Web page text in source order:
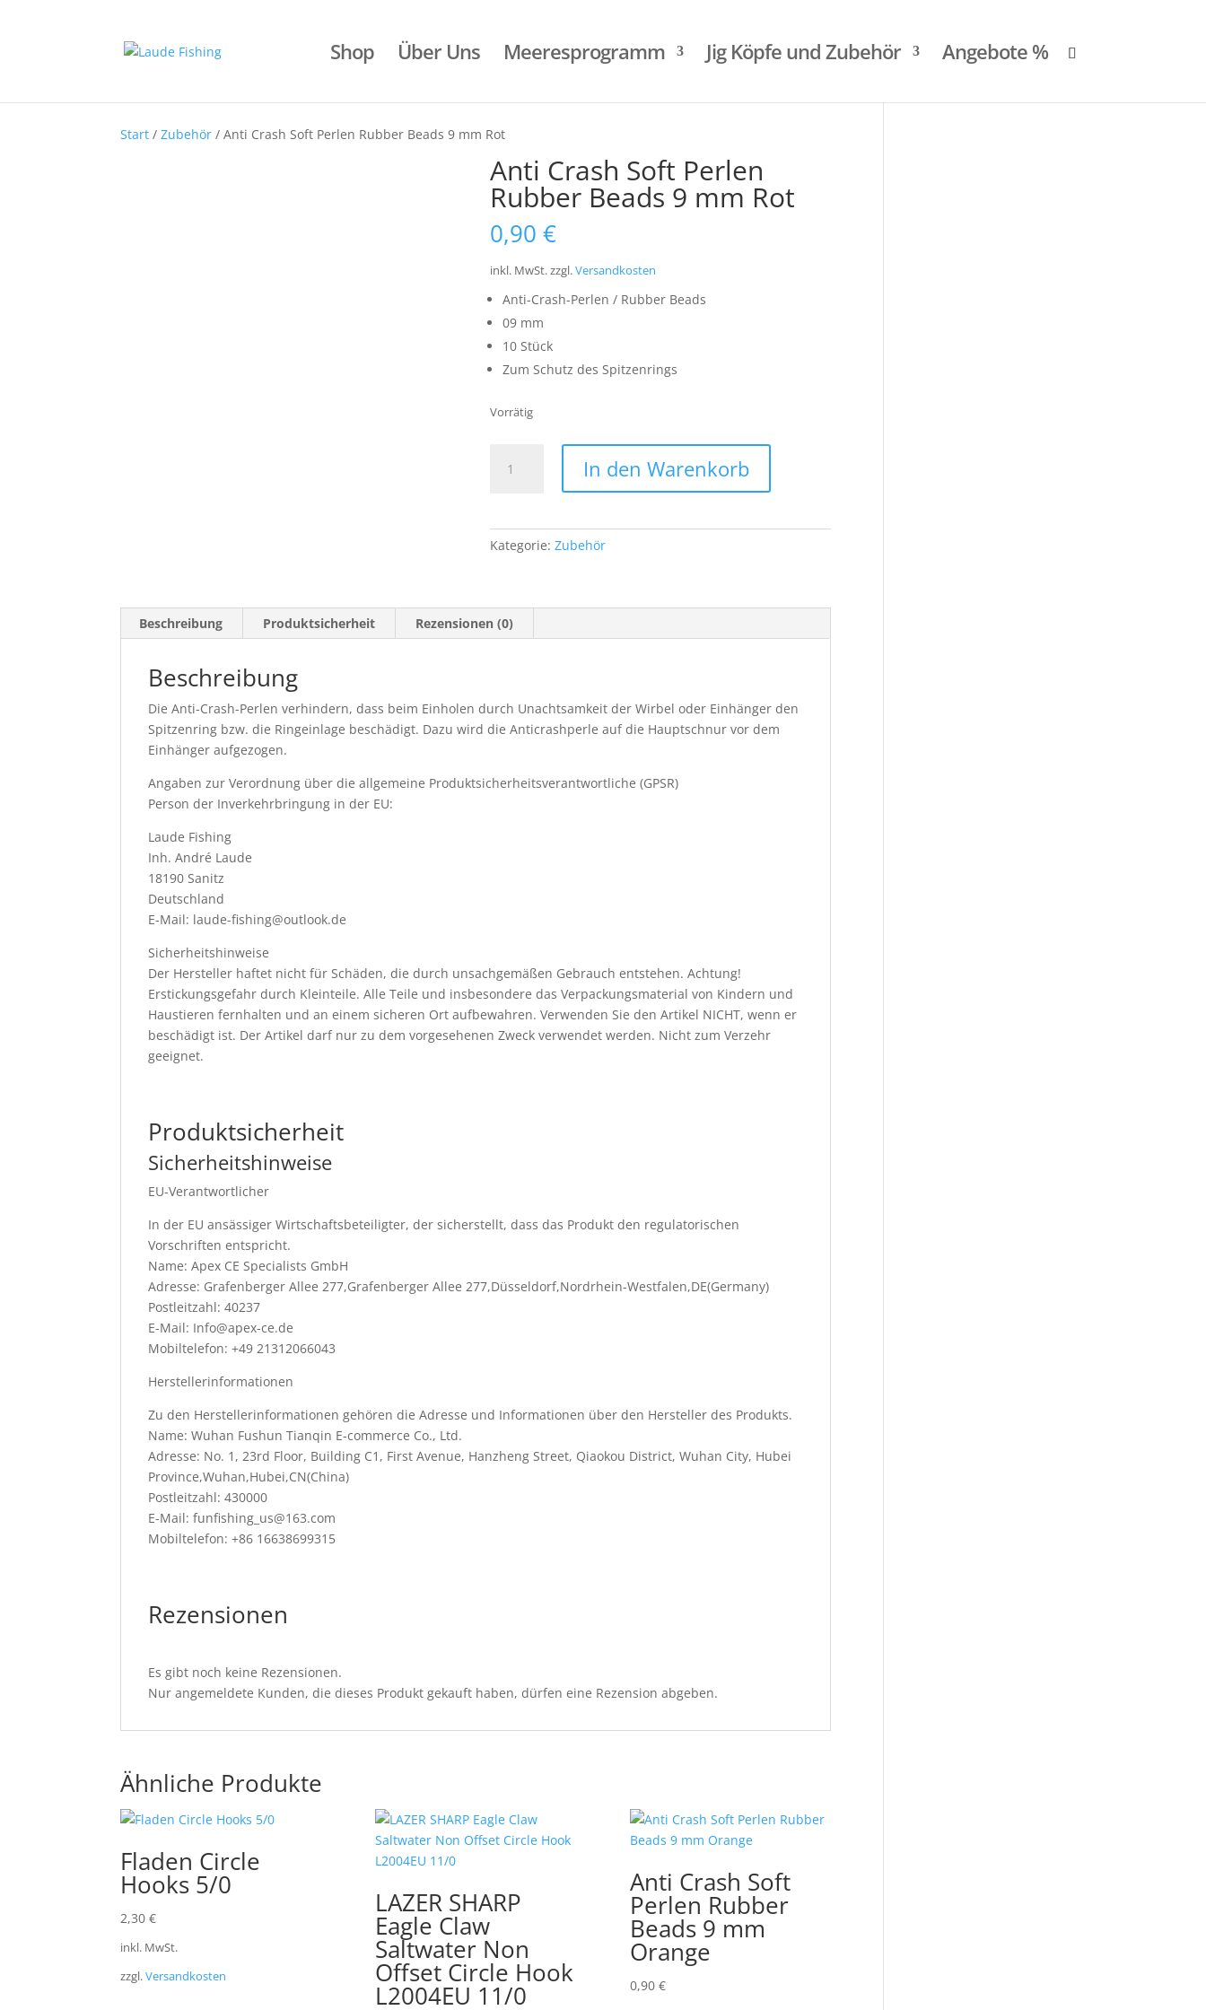
Shop Über Uns Meeresprogramm Jig Köpfe und Zubehör Angebote %
Start /Zubehör / Anti Crash Soft Perlen Rubber Beads 9 mm Rot
Anti Crash Soft Perlen
Rubber Beads 9 mm Rot
0,90€
inkl. MwSt.zzgl.Versandkosten
Anti-Crash-Perlen / Rubber Beads
09 mm
10 Stück
Zum Schutz des Spitzenrings
Vorrätig
Crash
Beads
Rot
Menge
In den Warenkorb
Kategorie:Zubehör
Beschreibung Produktsicherheit Rezensionen (0)
Beschreibung
Die Anti-Crash-Perlen verhindern, dass beim Einholen durch Unachtsamkeit der Wirbel oder Einhänger den
Spitzenring bzw. die Ringeinlage beschädigt. Dazu wird die Anticrashperle auf die Hauptschnur vor dem
Einhänger aufgezogen.
Angaben zur Verordnung über die allgemeine Produktsicherheitsverantwortliche (GPSR)
Person der Inverkehrbringung in der EU:
Laude Fishing
Inh. André Laude
18190 Sanitz
Deutschland
E-Mail: laude-fishing@outlook.de
Sicherheitshinweise
Der Hersteller haftet nicht für Schäden, die durch unsachgemäßen Gebrauch entstehen. Achtung!
Erstickungsgefahr durch Kleinteile. Alle Teile und insbesondere das Verpackungsmaterial von Kindern und
Haustieren fernhalten und an einem sicheren Ort aufbewahren. Verwenden Sie den Artikel NICHT, wenn er
beschädigt ist. Der Artikel darf nur zu dem vorgesehenen Zweck verwendet werden. Nicht zum Verzehr
geeignet.
Produktsicherheit
Sicherheitshinweise
EU-Verantwortlicher
In der EU ansässiger Wirtschaftsbeteiligter, der sicherstellt, dass das Produkt den regulatorischen
Vorschriften entspricht.
Name: Apex CE Specialists GmbH
Adresse: Grafenberger Allee 277,Grafenberger Allee 277,Düsseldorf,Nordrhein-Westfalen,DE(Germany)
Postleitzahl: 40237
E-Mail: Info@apex-ce.de
Mobiltelefon: +49 21312066043
Herstellerinformationen
Zu den Herstellerinformationen gehören die Adresse und Informationen über den Hersteller des Produkts.
Name: Wuhan Fushun Tianqin E-commerce Co., Ltd.
Adresse: No. 1, 23rd Floor, Building C1, First Avenue, Hanzheng Street, Qiaokou District, Wuhan City, Hubei
Province,Wuhan,Hubei,CN(China)
Postleitzahl: 430000
E-Mail: funfishing_us@163.com
Mobiltelefon: +86 16638699315
Rezensionen
Es gibt noch keine Rezensionen.
Nur angemeldete Kunden, die dieses Produkt gekauft haben, dürfen eine Rezension abgeben.
Ähnliche Produkte
Fladen Circle
Hooks 5/0
2,30€
inkl. MwSt.
zzgl.Versandkosten
LAZER SHARP
Eagle Claw
Saltwater Non
Offset Circle Hook
L2004EU 11/0
Anti Crash Soft
Perlen Rubber
Beads 9 mm
Orange
0,90 €